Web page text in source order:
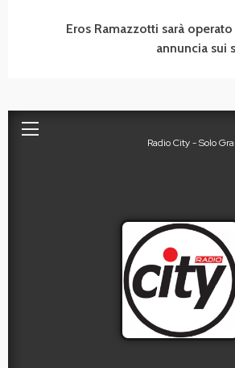
Eros Ramazzotti sarà
annuncia sui